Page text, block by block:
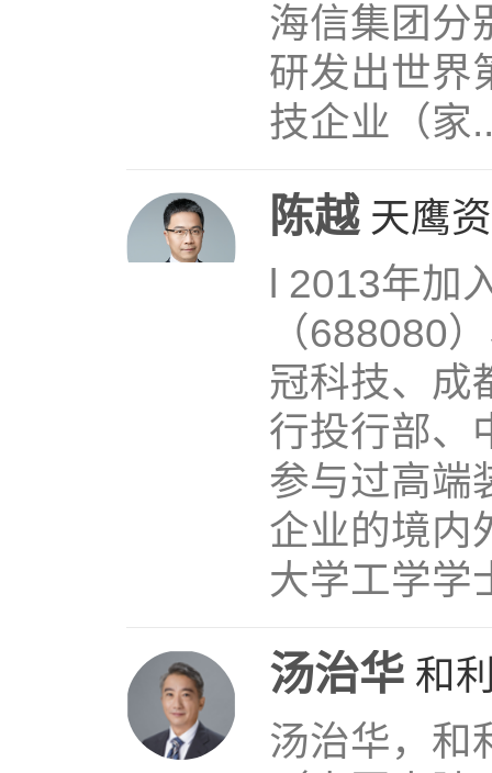
海信集团分
研发出世界
技企业（家
陈越 天鹰
l 2013年加
（688080
冠科技、成
行投行部、
参与过高端
企业的境内
大学工学学
汤治华 和
汤治华，和